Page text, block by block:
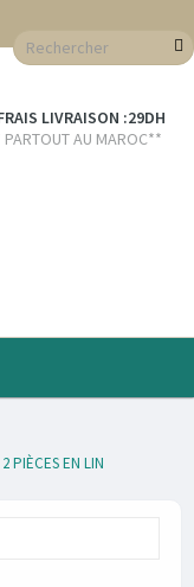
LIVRAISON :29DH
AU MAROC**
PIÈCES EN LIN